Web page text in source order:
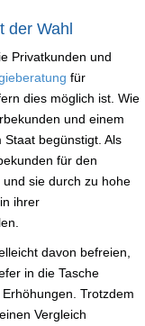
der Wahl
Privatkunden und
für
dies möglich ist. Wie
und einem
begünstigt. Als
für den
sie durch zu hohe
ihrer
davon befreien,
in die Tasche
Trotzdem
Vergleich